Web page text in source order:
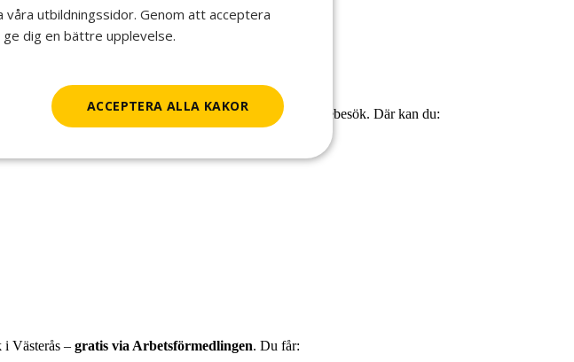
. Är du nyfiken? Börja med att boka ett studiebesök. Där kan du:
Västerås – gratis via Arbetsförmedlingen. Du får:
utbildningssidor. Genom att acceptera
dig en bättre upplevelse.
ACCEPTERA ALLA KAKOR